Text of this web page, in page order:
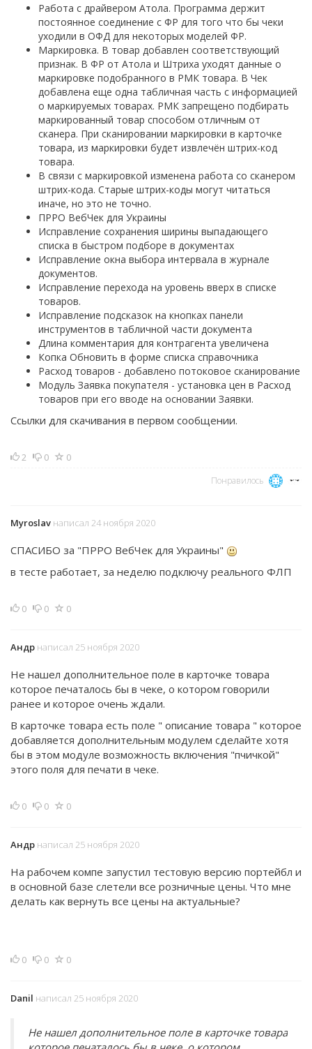
Работа с драйвером Атола. Программа держит
постоянное соединение с ФР для того что бы чеки
уходили в ОФД для некоторых моделей ФР.
Маркировка. В товар добавлен соответствующий
признак. В ФР от Атола и Штриха уходят данные о
маркировке подобранного в РМК товара. В Чек
добавлена еще одна табличная часть с информацией
о маркируемых товарах. РМК запрещено подбирать
маркированный товар способом отличным от
сканера. При сканировании маркировки в карточке
товара, из маркировки будет извлечён штрих-код
товара.
В связи с маркировкой изменена работа со сканером
штрих-кода. Старые штрих-коды могут читаться
иначе, но это не точно.
ПРРО ВебЧек для Украины
Исправление сохранения ширины выпадающего
списка в быстром подборе в документах
Исправление окна выбора интервала в журнале
документов.
Исправление перехода на уровень вверх в списке
товаров.
Исправление подсказок на кнопках панели
инструментов в табличной части документа
Длина комментария для контрагента увеличена
Копка Обновить в форме списка справочника
Расход товаров - добавлено потоковое сканирование
Модуль Заявка покупателя - установка цен в Расход
товаров при его вводе на основании Заявки.
Ссылки для скачивания в первом сообщении.
2 0 0
Понравилось
Myroslav написал 24 ноября 2020
СПАСИБО за "ПРРО ВебЧек для Украины"
в тесте работает, за неделю подключу реального ФЛП
0 0 0
Андр написал 25 ноября 2020
Не нашел дополнительное поле в карточке товара
которое печаталось бы в чеке, о котором говорили
ранее и которое очень ждали.
В карточке товара есть поле " описание товара " которое
добавляется дополнительным модулем сделайте хотя
бы в этом модуле возможность включения "пчичкой"
этого поля для печати в чеке.
0 0 0
Андр написал 25 ноября 2020
На рабочем компе запустил тестовую версию портейбл и
в основной базе слетели все розничные цены. Что мне
делать как вернуть все цены на актуальные?
0 0 0
Danil написал 25 ноября 2020
Не нашел дополнительное поле в карточке товара